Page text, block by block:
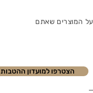
על המוצרים שאתם
הצטרפו למועדון ההטבות